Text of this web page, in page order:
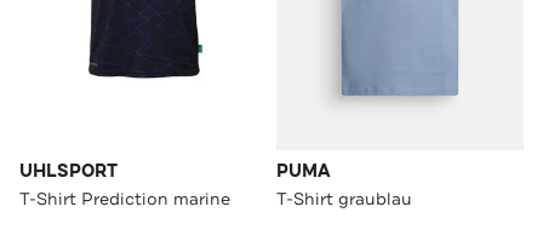
UHLSPORT
T-Shirt Prediction marine
PUMA
T-Shirt graublau